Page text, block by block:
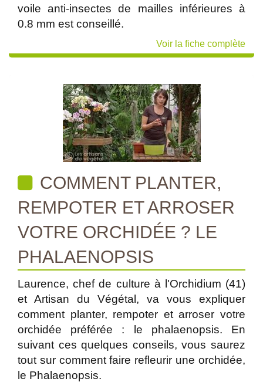
voile anti-insectes de mailles inférieures à
0.8 mm est conseillé.
Voir la fiche complète
COMMENT PLANTER,
REMPOTER ET ARROSER
VOTRE ORCHIDÉE ? LE
PHALAENOPSIS
Laurence, chef de culture à l'Orchidium (41)
et Artisan du Végétal, va vous expliquer
comment planter, rempoter et arroser votre
orchidée préférée : le phalaenopsis. En
suivant ces quelques conseils, vous saurez
tout sur comment faire refleurir une orchidée,
le Phalaenopsis.